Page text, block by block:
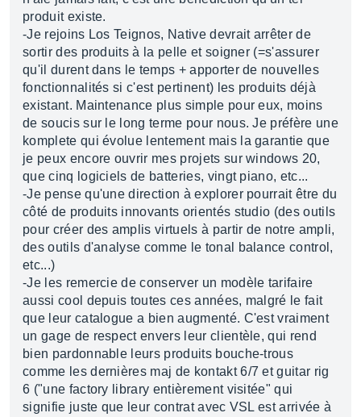
produit existe.
-Je rejoins Los Teignos, Native devrait arrêter de
sortir des produits à la pelle et soigner (=s'assurer
qu'il durent dans le temps + apporter de nouvelles
fonctionnalités si c'est pertinent) les produits déjà
existant. Maintenance plus simple pour eux, moins
de soucis sur le long terme pour nous. Je préfère une
komplete qui évolue lentement mais la garantie que
je peux encore ouvrir mes projets sur windows 20,
que cinq logiciels de batteries, vingt piano, etc...
-Je pense qu'une direction à explorer pourrait être du
côté de produits innovants orientés studio (des outils
pour créer des amplis virtuels à partir de notre ampli,
des outils d'analyse comme le tonal balance control,
etc...)
-Je les remercie de conserver un modèle tarifaire
aussi cool depuis toutes ces années, malgré le fait
que leur catalogue a bien augmenté. C'est vraiment
un gage de respect envers leur clientèle, qui rend
bien pardonnable leurs produits bouche-trous
comme les dernières maj de kontakt 6/7 et guitar rig
6 ("une factory library entièrement visitée" qui
signifie juste que leur contrat avec VSL est arrivée à